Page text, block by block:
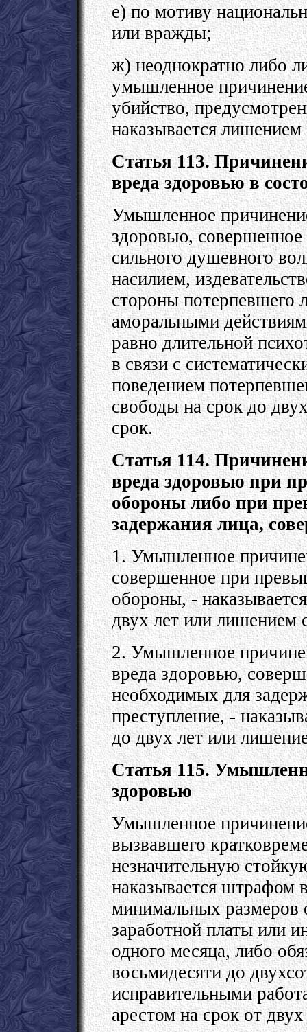
е) по мотиву
или вражды;
ж) неоднократно либо
умышленное
убийство,
наказывается
Статья 113.
вреда здоровью в
Умышленное
здоровью, совершенное
сильного душевного
насилием,
стороны
аморальными
равно длительной
в связи с
поведением
свободы на срок до
срок.
Статья 114.
вреда здоровью при
обороны либо при
задержания лица,
1. Умышленное
совершенное при
обороны, -
двух лет или лишением
2. Умышленное
вреда здоровью,
необходимых для
преступление, -
до двух лет или
Статья 115.
здоровью
Умышленное
вызвавшего
незначительную
наказывается штрафом
минимальных размеров
заработной платы или
одного месяца, либо
восьмидесяти до
исправительными
арестом на срок от